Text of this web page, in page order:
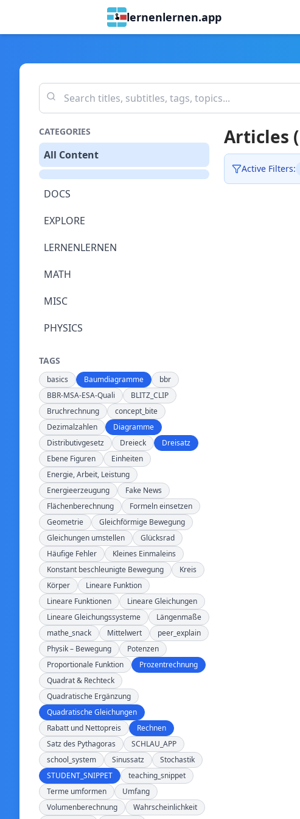
lernenlernen.app
CATEGORIES
All Content
DOCS
EXPLORE
LERNENLERNEN
MATH
MISC
PHYSICS
TAGS
basics Baumdiagramme
bbr
BBR-MSA-ESA-Quali
BLITZ_CLIP
Bruchrechnung
concept_bite
Dezimalzahlen
Diagramme
Distributivgesetz
Dreieck
Dreisatz
Ebene Figuren
Einheiten
Energie, Arbeit, Leistung
Energieerzeugung
Fake News
Flächenberechnung
Formeln einsetzen
Geometrie
Gleichförmige Bewegung
Gleichungen umstellen
Glücksrad
Häufige Fehler
Kleines Einmaleins
Konstant beschleunigte Bewegung
Kreis
Körper
Lineare Funktion
Lineare Funktionen
Lineare Gleichungen
Lineare Gleichungssysteme
Längenmaße
mathe_snack
Mittelwert
peer_explain
Physik – Bewegung
Potenzen
Proportionale Funktion
Prozentrechnung
Quadrat & Rechteck
Quadratische Ergänzung
Quadratische Gleichungen
Rabatt und Nettopreis
Rechnen
Satz des Pythagoras
SCHLAU_APP
school_system
Sinussatz
Stochastik
STUDENT_SNIPPET
teaching_snippet
Terme umformen
Umfang
Volumenberechnung
Wahrscheinlichkeit
Articles (
Active Filters: